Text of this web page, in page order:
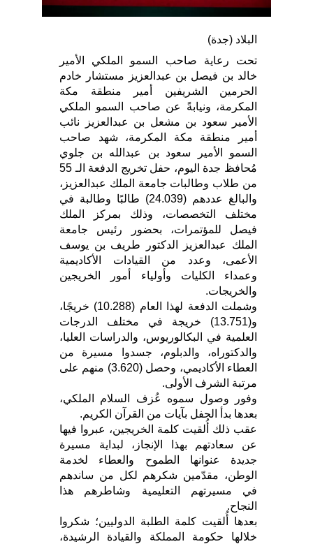
البلاد (جدة)
تحت رعاية صاحب السمو الملكي الأمير
خالد بن فيصل بن عبدالعزيز مستشار خادم
الحرمين الشريفين أمير منطقة مكة
المكرمة، ونيابةً عن صاحب السمو الملكي
الأمير سعود بن مشعل بن عبدالعزيز نائب
أمير منطقة مكة المكرمة، شهد صاحب
السمو الأمير سعود بن عبدالله بن جلوي
مُحافظ جدة اليوم، حفل تخريج الدفعة الـ 55
من طلاب وطالبات جامعة الملك عبدالعزيز،
والبالغ عددهم (24.039) طالبًا وطالبة في
مختلف التخصصات، وذلك بمركز الملك
فيصل للمؤتمرات، بحضور رئيس جامعة
الملك عبدالعزيز الدكتور طريف بن يوسف
الأعمى، وعدد من القيادات الأكاديمية
وعمداء الكليات وأولياء أمور الخريجين
والخريجات.
وشملت الدفعة لهذا العام (10.288) خريجًا،
و(13.751) خريجة في مختلف الدرجات
العلمية في البكالوريوس، والدراسات العليا،
والدكتوراه، والدبلوم، جسدوا مسيرة من
العطاء الأكاديمي، وحصل (3.620) منهم على
مرتبة الشرف الأولى.
وفور وصول سموه عُزف السلام الملكي،
بعدها بدأ الحفل بآيات من القرآن الكريم.
عقب ذلك أُلقيت كلمة الخريجين، عبروا فيها
عن سعادتهم بهذا الإنجاز، لبداية مسيرة
جديدة عنوانها الطموح والعطاء لخدمة
الوطن، مقدّمين شكرهم لكل من ساندهم
في مسيرتهم التعليمية وشاطرهم هذا
النجاح.
بعدها أُلقيت كلمة الطلبة الدوليين؛ شكروا
خلالها حكومة المملكة والقيادة الرشيدة،